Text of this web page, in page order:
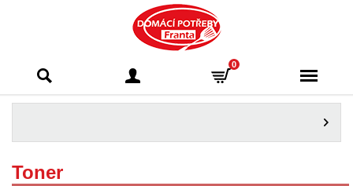
Franta - Příbram
0
Toner